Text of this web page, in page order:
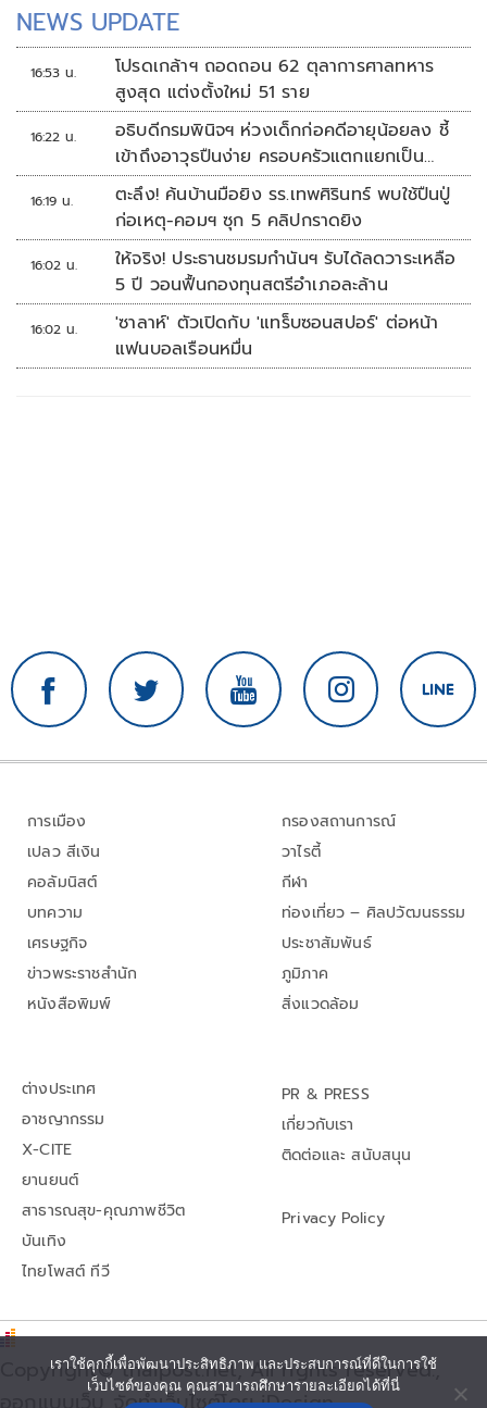
เกมในกลุ่ม B "สวนกุหลาบ" ปะทะ "เทพศิรินทร์" ต่อด้วยแชมป์
เก่า "อัสสัมชัญธนบุรี" จะดวลเดือดกับ "กรุงเทพคริสเตียน
วิทยาลัย" วันที่ 4 ก.ค.นี้ ที่สนามศุภชลาศัย
NEWS UPDATE
16:53 น.
โปรดเกล้าฯ ถอดถอน 62 ตุลาการศาลทหาร
สูงสุด แต่งตั้งใหม่ 51 ราย
16:22 น.
อธิบดีกรมพินิจฯ ห่วงเด็กก่อคดีอายุน้อยลง ชี้
เข้าถึงอาวุธปืนง่าย ครอบครัวแตกแยกเป็น
ชนวนสำคัญ
16:19 น.
ตะลึง! ค้นบ้านมือยิง รร.เทพศิรินทร์ พบใช้ปืนปู่
ก่อเหตุ-คอมฯ ซุก 5 คลิปกราดยิง
16:02 น.
ให้จริง! ประธานชมรมกำนันฯ รับได้ลดวาระเหลือ
5 ปี วอนฟื้นกองทุนสตรีอำเภอละล้าน
16:02 น.
'ซาลาห์' ตัวเปิดกับ 'แทร็บซอนสปอร์' ต่อหน้า
แฟนบอลเรือนหมื่น
การเมือง
เปลว สีเงิน
คอลัมนิสต์
บทความ
เศรษฐกิจ
ข่าวพระราชสำนัก
หนังสือพิมพ์
กรองสถานการณ์
วาไรตี้
กีฬา
ท่องเที่ยว – ศิลปวัฒนธรรม
ประชาสัมพันธ์
ภูมิภาค
สิ่งแวดล้อม
ต่างประเทศ
อาชญากรรม
X-CITE
ยานยนต์
สาธารณสุข-คุณภาพชีวิต
บันเทิง
ไทยโพสต์ ทีวี
PR & PRESS
เกี่ยวกับเรา
ติดต่อและ สนับสนุน
Privacy Policy
Copyright© thaipost.net, All rights reserved.,
เราใช้คุกกี้เพื่อพัฒนาประสิทธิภาพ และประสบการณ์ที่ดีในการใช้
เว็บไซต์ของคุณ คุณสามารถศึกษารายละเอียดได้ที่นี่